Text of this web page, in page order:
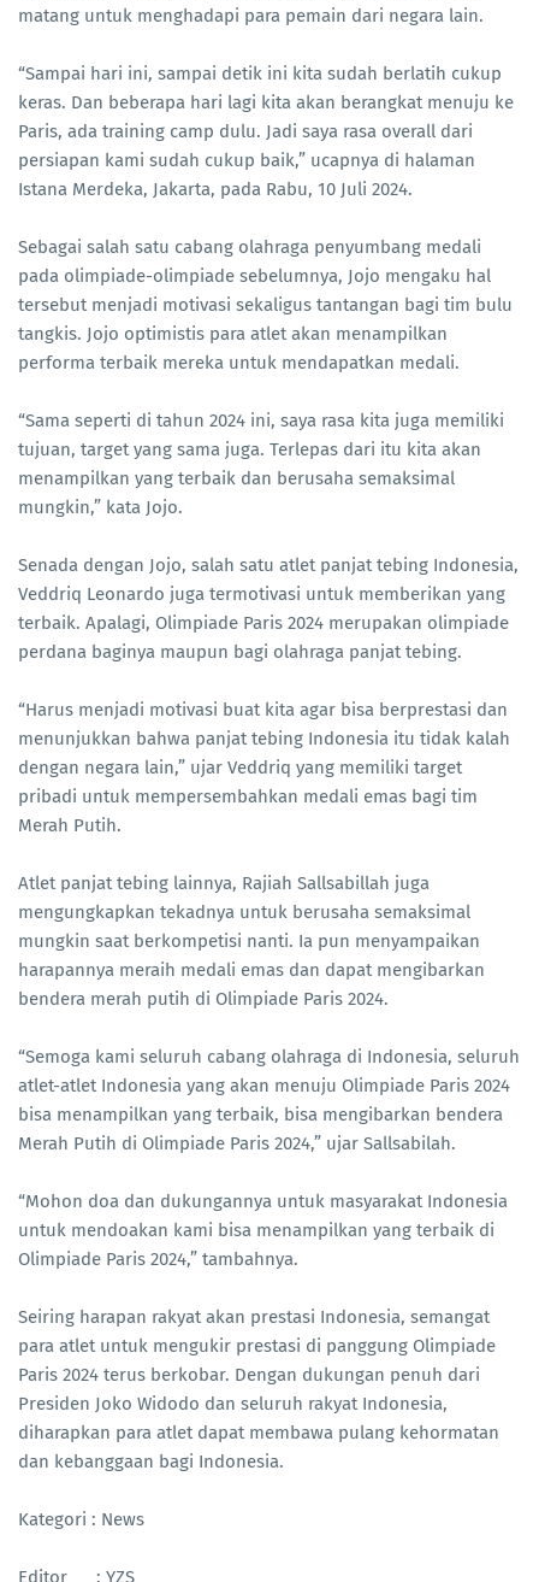
matang untuk menghadapi para pemain dari negara lain.
“Sampai hari ini, sampai detik ini kita sudah berlatih cukup
keras. Dan beberapa hari lagi kita akan berangkat menuju ke
Paris, ada training camp dulu. Jadi saya rasa overall dari
persiapan kami sudah cukup baik,” ucapnya di halaman
Istana Merdeka, Jakarta, pada Rabu, 10 Juli 2024.
Sebagai salah satu cabang olahraga penyumbang medali
pada olimpiade-olimpiade sebelumnya, Jojo mengaku hal
tersebut menjadi motivasi sekaligus tantangan bagi tim bulu
tangkis. Jojo optimistis para atlet akan menampilkan
performa terbaik mereka untuk mendapatkan medali.
“Sama seperti di tahun 2024 ini, saya rasa kita juga memiliki
tujuan, target yang sama juga. Terlepas dari itu kita akan
menampilkan yang terbaik dan berusaha semaksimal
mungkin,” kata Jojo.
Senada dengan Jojo, salah satu atlet panjat tebing Indonesia,
Veddriq Leonardo juga termotivasi untuk memberikan yang
terbaik. Apalagi, Olimpiade Paris 2024 merupakan olimpiade
perdana baginya maupun bagi olahraga panjat tebing.
“Harus menjadi motivasi buat kita agar bisa berprestasi dan
menunjukkan bahwa panjat tebing Indonesia itu tidak kalah
dengan negara lain,” ujar Veddriq yang memiliki target
pribadi untuk mempersembahkan medali emas bagi tim
Merah Putih.
Atlet panjat tebing lainnya, Rajiah Sallsabillah juga
mengungkapkan tekadnya untuk berusaha semaksimal
mungkin saat berkompetisi nanti. Ia pun menyampaikan
harapannya meraih medali emas dan dapat mengibarkan
bendera merah putih di Olimpiade Paris 2024.
“Semoga kami seluruh cabang olahraga di Indonesia, seluruh
atlet-atlet Indonesia yang akan menuju Olimpiade Paris 2024
bisa menampilkan yang terbaik, bisa mengibarkan bendera
Merah Putih di Olimpiade Paris 2024,” ujar Sallsabilah.
“Mohon doa dan dukungannya untuk masyarakat Indonesia
untuk mendoakan kami bisa menampilkan yang terbaik di
Olimpiade Paris 2024,” tambahnya.
Seiring harapan rakyat akan prestasi Indonesia, semangat
para atlet untuk mengukir prestasi di panggung Olimpiade
Paris 2024 terus berkobar. Dengan dukungan penuh dari
Presiden Joko Widodo dan seluruh rakyat Indonesia,
diharapkan para atlet dapat membawa pulang kehormatan
dan kebanggaan bagi Indonesia.
Kategori : News
Editor : YZS